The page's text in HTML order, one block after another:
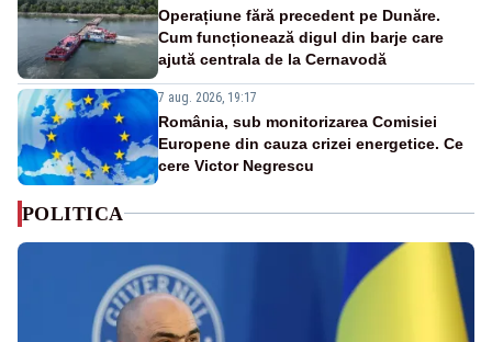
Operațiune fără precedent pe Dunăre.
Cum funcționează digul din barje care
ajută centrala de la Cernavodă
7 aug. 2026, 19:17
România, sub monitorizarea Comisiei
Europene din cauza crizei energetice. Ce
cere Victor Negrescu
POLITICA